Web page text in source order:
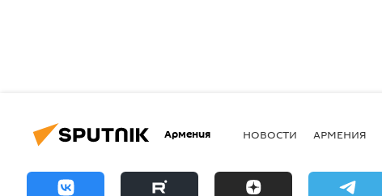
Армения НОВОСТИ АРМЕНИЯ